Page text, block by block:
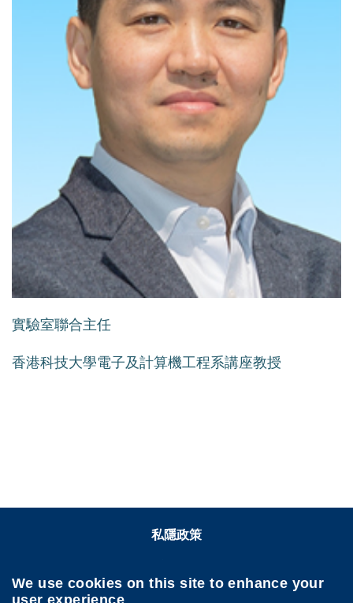
Text
實驗室聯合主任
香港科技大學電子及計算機工程系講座教授
私隱政策
We use cookies on this site to enhance your
user experience